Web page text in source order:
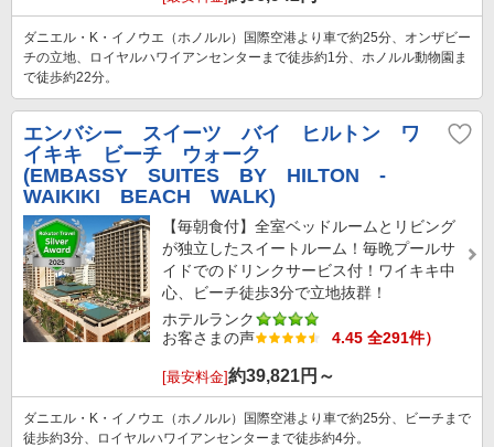
ダニエル・K・イノウエ（ホノルル）国際空港より車で約25分、オンザビー
チの立地、ロイヤルハワイアンセンターまで徒歩約1分、ホノルル動物園ま
で徒歩約22分。
エンバシー スイーツ バイ ヒルトン ワ
イキキ ビーチ ウォーク
(EMBASSY SUITES BY HILTON -
WAIKIKI BEACH WALK)
【毎朝食付】全室ベッドルームとリビング
が独立したスイートルーム！毎晩プールサ
イドでのドリンクサービス付！ワイキキ中
心、ビーチ徒歩3分で立地抜群！
ホテルランク
お客さまの声
4.45 全291件）
[最安料金]約39,821円～
ダニエル・K・イノウエ（ホノルル）国際空港より車で約25分、ビーチまで
徒歩約3分、ロイヤルハワイアンセンターまで徒歩約4分。